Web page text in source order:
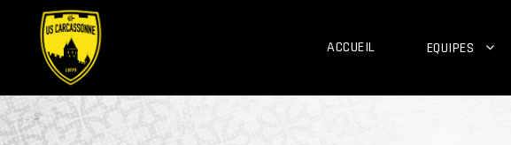
ACCUEIL EQUIPES